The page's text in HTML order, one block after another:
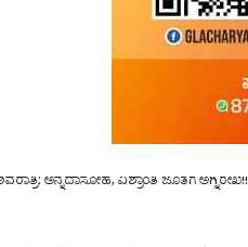
ಅನ್ನದಾಸೋಹ, ವಿಶ್ರಾಂತಿ ಜೊತೆಗೆ ಅಗ್ನಿರೇಖೆ!!